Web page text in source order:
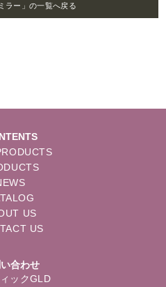
ラー」の一覧へ戻る
US
US
合わせ
ックGLD